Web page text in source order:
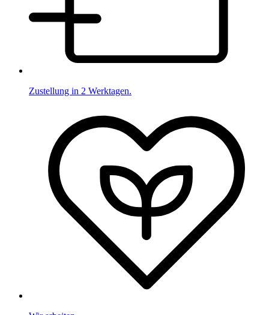
Zustellung in 2 Werktagen.